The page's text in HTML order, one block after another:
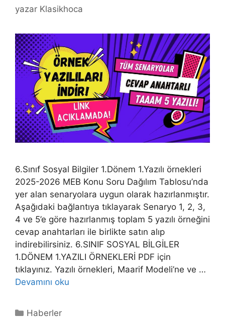
yazar Klasikhoca
6.Sınıf Sosyal Bilgiler 1.Dönem 1.Yazılı örnekleri
2025-2026 MEB Konu Soru Dağılım Tablosu’nda
yer alan senaryolara uygun olarak hazırlanmıştır.
Aşağıdaki bağlantıya tıklayarak Senaryo 1, 2, 3,
4 ve 5’e göre hazırlanmış toplam 5 yazılı örneğini
cevap anahtarları ile birlikte satın alıp
indirebilirsiniz. 6.SINIF SOSYAL BİLGİLER
1.DÖNEM 1.YAZILI ÖRNEKLERİ PDF için
tıklayınız. Yazılı örnekleri, Maarif Modeli’ne ve …
Devamını oku
Kategoriler
Haberler